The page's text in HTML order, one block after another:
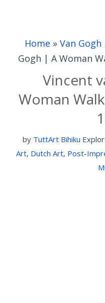
Home » Van Gogh
Gogh | A Woman
Vincent
Woman
by TuttArt Bihiku
Art, Dutch Art, Post-